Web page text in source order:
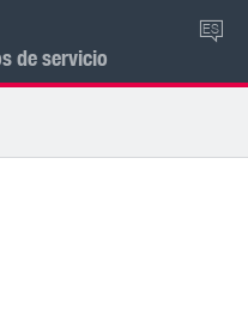
de servicio
ES